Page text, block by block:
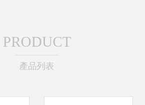
PRODUCT
產品列表